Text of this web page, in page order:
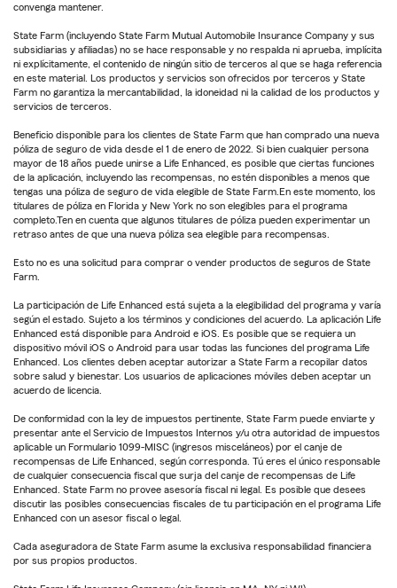
convenga mantener.
State Farm (incluyendo State Farm Mutual Automobile Insurance Company y sus
subsidiarias y afiliadas) no se hace responsable y no respalda ni aprueba, implícita
ni explícitamente, el contenido de ningún sitio de terceros al que se haga referencia
en este material. Los productos y servicios son ofrecidos por terceros y State
Farm no garantiza la mercantabilidad, la idoneidad ni la calidad de los productos y
servicios de terceros.
Beneficio disponible para los clientes de State Farm que han comprado una nueva
póliza de seguro de vida desde el 1 de enero de 2022. Si bien cualquier persona
mayor de 18 años puede unirse a Life Enhanced, es posible que ciertas funciones
de la aplicación, incluyendo las recompensas, no estén disponibles a menos que
tengas una póliza de seguro de vida elegible de State Farm.En este momento, los
titulares de póliza en Florida y New York no son elegibles para el programa
completo.Ten en cuenta que algunos titulares de póliza pueden experimentar un
retraso antes de que una nueva póliza sea elegible para recompensas.
Esto no es una solicitud para comprar o vender productos de seguros de State
Farm.
La participación de Life Enhanced está sujeta a la elegibilidad del programa y varía
según el estado. Sujeto a los términos y condiciones del acuerdo. La aplicación Life
Enhanced está disponible para Android e iOS. Es posible que se requiera un
dispositivo móvil iOS o Android para usar todas las funciones del programa Life
Enhanced. Los clientes deben aceptar autorizar a State Farm a recopilar datos
sobre salud y bienestar. Los usuarios de aplicaciones móviles deben aceptar un
acuerdo de licencia.
De conformidad con la ley de impuestos pertinente, State Farm puede enviarte y
presentar ante el Servicio de Impuestos Internos y/u otra autoridad de impuestos
aplicable un Formulario 1099-MISC (ingresos misceláneos) por el canje de
recompensas de Life Enhanced, según corresponda. Tú eres el único responsable
de cualquier consecuencia fiscal que surja del canje de recompensas de Life
Enhanced. State Farm no provee asesoría fiscal ni legal. Es posible que desees
discutir las posibles consecuencias fiscales de tu participación en el programa Life
Enhanced con un asesor fiscal o legal.
Cada aseguradora de State Farm asume la exclusiva responsabilidad financiera
por sus propios productos.